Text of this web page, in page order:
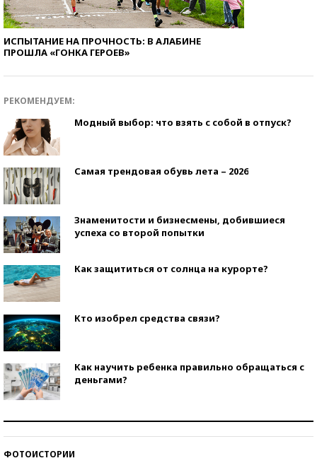
ИСПЫТАНИЕ НА ПРОЧНОСТЬ: В АЛАБИНЕ
ПРОШЛА «ГОНКА ГЕРОЕВ»
РЕКОМЕНДУЕМ:
Модный выбор: что взять с собой в отпуск?
Самая трендовая обувь лета – 2026
Знаменитости и бизнесмены, добившиеся
успеха со второй попытки
Как защититься от солнца на курорте?
Кто изобрел средства связи?
Как научить ребенка правильно обращаться с
деньгами?
ФОТОИСТОРИИ